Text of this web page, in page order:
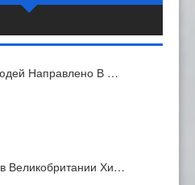
Направлено В …
Великобритании Хи…